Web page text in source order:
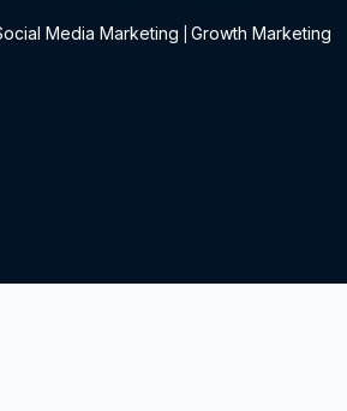
Media Marketing Growth Marketing